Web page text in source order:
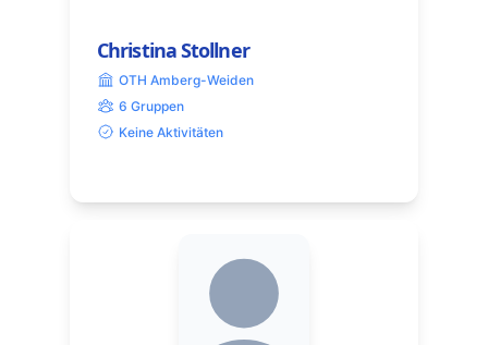
Christina Stollner
OTH Amberg-Weiden
6 Gruppen
Keine Aktivitäten